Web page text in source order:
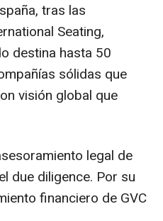
tras las
Seating,
destina hasta 50
sólidas que
visión global que
legal de
due diligence. Por su
financiero de GVC